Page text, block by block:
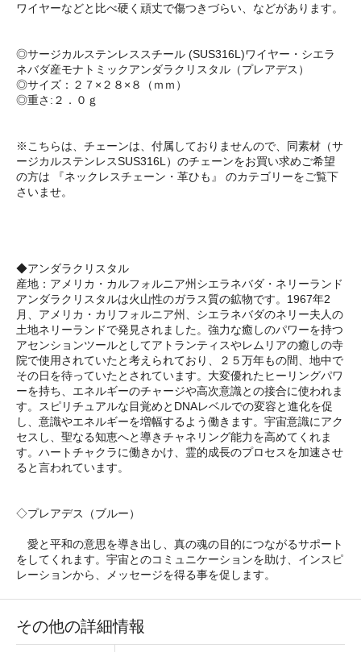
ワイヤーなどと比べ硬く頑丈で傷つきづらい、などがあります。
◎サージカルステンレススチール (SUS316L)ワイヤー・シエラ
ネバダ産モナトミックアンダラクリスタル（プレアデス）
◎サイズ：２７×２８×８（ｍｍ）
◎重さ:２．０ｇ
※こちらは、チェーンは、付属しておりませんので、同素材（サ
ージカルステンレスSUS316L）のチェーンをお買い求めご希望
の方は 『ネックレスチェーン・革ひも』 のカテゴリーをご覧下
さいませ。
◆アンダラクリスタル
産地：アメリカ・カルフォルニア州シエラネバダ・ネリーランド
アンダラクリスタルは火山性のガラス質の鉱物です。1967年2
月、アメリカ・カリフォルニア州、シエラネバダのネリー夫人の
土地ネリーランドで発見されました。強力な癒しのパワーを持つ
アセンションツールとしてアトランティスやレムリアの癒しの寺
院で使用されていたと考えられており、２５万年もの間、地中で
その日を待っていたとされています。大変優れたヒーリングパワ
ーを持ち、エネルギーのチャージや高次意識との接合に使われま
す。スピリチュアルな目覚めとDNAレベルでの変容と進化を促
し、意識やエネルギーを増幅するよう働きます。宇宙意識にアク
セスし、聖なる知恵へと導きチャネリング能力を高めてくれま
す。ハートチャクラに働きかけ、霊的成長のプロセスを加速させ
ると言われています。
◇プレアデス（ブルー）
愛と平和の意思を導き出し、真の魂の目的につながるサポート
をしてくれます。宇宙とのコミュニケーションを助け、インスピ
レーションから、メッセージを得る事を促します。
その他の詳細情報